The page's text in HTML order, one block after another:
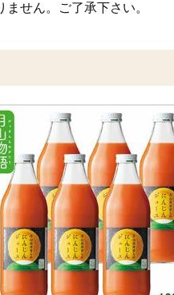
せん。ご了承下さい。